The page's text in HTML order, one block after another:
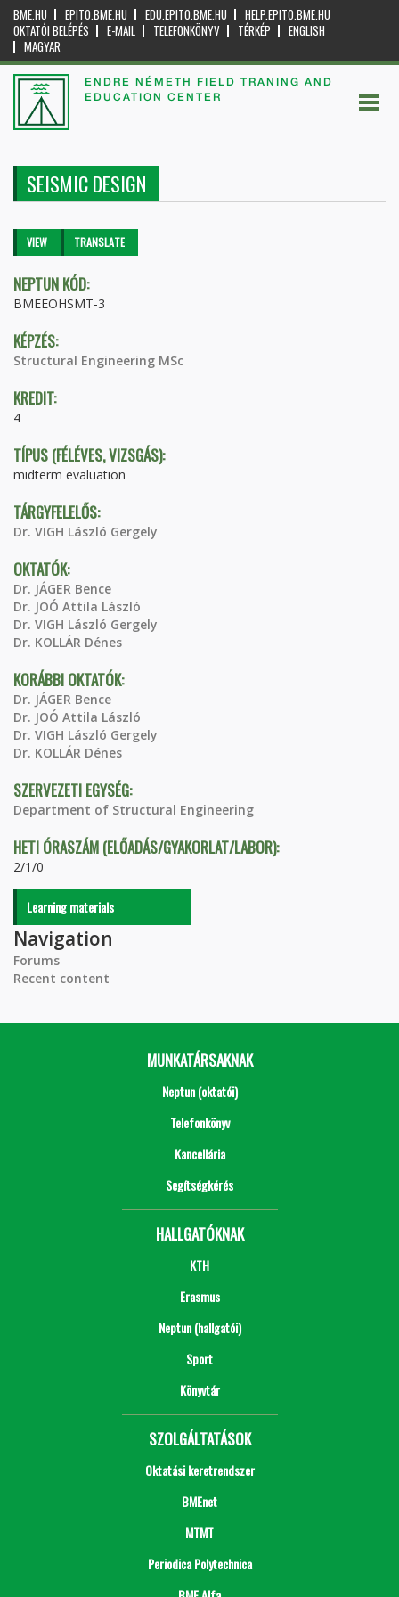
BME.HU EPITO.BME.HU EDU.EPITO.BME.HU
HELP.EPITO.BME.HU
OKTATÓI BELÉPÉS
E-MAIL TELEFONKÖNYV TÉRKÉP
ENGLISH
MAGYAR
ENDRE NÉMETH FIELD TRANING AND
EDUCATION CENTER
SEISMIC DESIGN
Primary tabs
VIEW (ACTIVETRANSLATE
NEPTUN KÓD:
BMEEOHSMT-3
KÉPZÉS:
Structural Engineering MSc
KREDIT:
4
TÍPUS (FÉLÉVES, VIZSGÁS):
midterm evaluation
TÁRGYFELELŐS:
Dr. VIGH László Gergely
OKTATÓK:
Dr. JÁGER Bence
Dr. JOÓ Attila László
Dr. VIGH László Gergely
Dr. KOLLÁR Dénes
KORÁBBI OKTATÓK:
Dr. JÁGER Bence
Dr. JOÓ Attila László
Dr. VIGH László Gergely
Dr. KOLLÁR Dénes
SZERVEZETI EGYSÉG:
Department of Structural Engineering
HETI ÓRASZÁM (ELŐADÁS/GYAKORLAT/LABOR):
2/1/0
Learning materials
Navigation
Forums
Recent content
MUNKATÁRSAKNAK
Neptun (oktatói)
Telefonkönyv
Kancellária
Segítségkérés
HALLGATÓKNAK
KTH
Erasmus
Neptun (hallgatói)
Sport
Könyvtár
SZOLGÁLTATÁSOK
Oktatási keretrendszer
BMEnet
MTMT
Periodica Polytechnica